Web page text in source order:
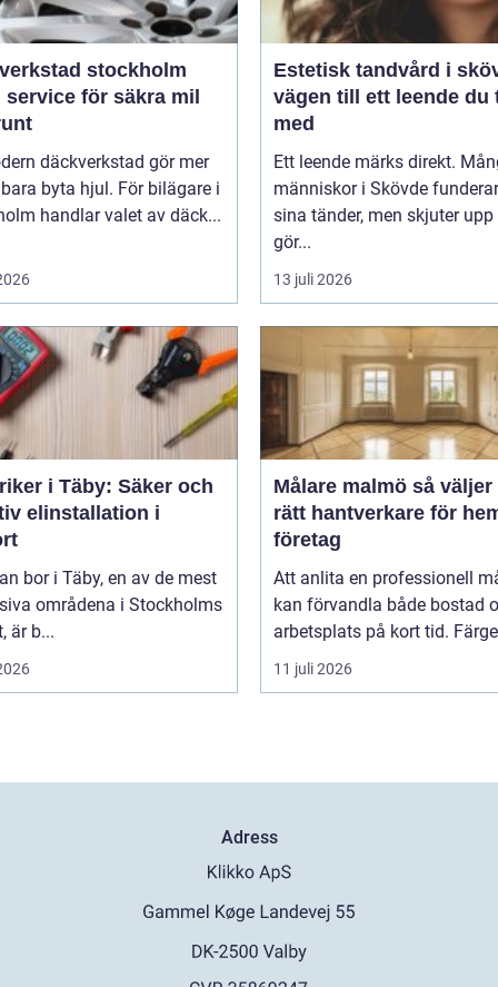
stockholm
service för säkra mil
däckverkstad gör mer
byta hjul. För bilägare i
handlar valet av däck...
Estetisk tandvård i
vägen till ett leende du
med
Ett leende märks direkt.
människor i Skövde
sina tänder, men skjuter
gör...
13 juli 2026
i Täby: Säker och
elinstallation i
bor i Täby, en av de mest
områdena i Stockholms
är b...
Målare malmö så väljer du
rätt hantverkare för
företag
Att anlita en professionell
kan förvandla både bostad
arbetsplats på kort tid.
11 juli 2026
Adress